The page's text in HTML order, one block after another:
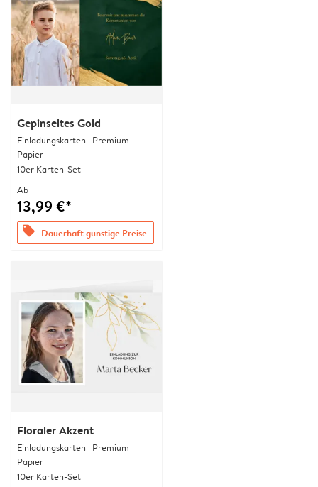
Gepinseltes Gold
Einladungskarten | Premium
Papier
10er Karten-Set
Ab
13,99 €*
offers Dauerhaft günstige Preise
Floraler Akzent
Einladungskarten | Premium
Papier
10er Karten-Set